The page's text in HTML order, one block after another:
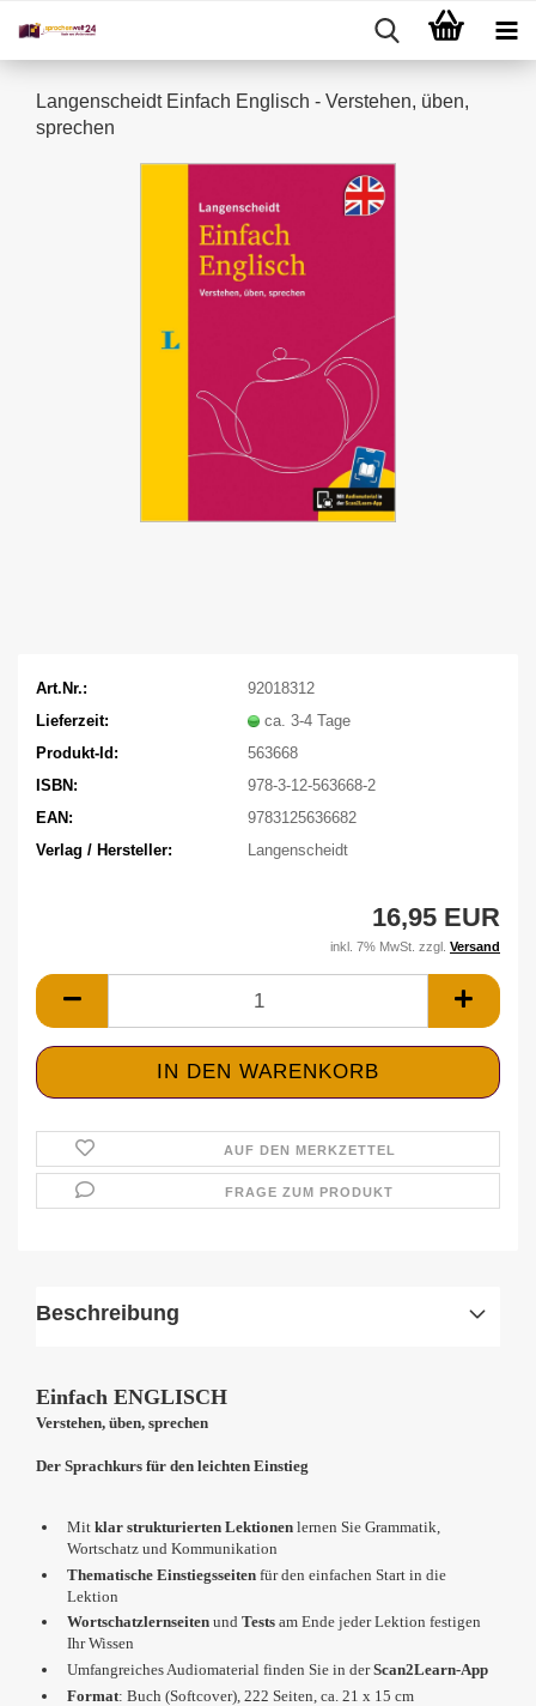
Langenscheidt Einfach Englisch - Verstehen, üben,
sprechen
Art.Nr.:
92018312
Lieferzeit:
ca. 3-4 Tage
Produkt-Id:
563668
ISBN:
978-3-12-563668-2
EAN:
9783125636682
Verlag / Hersteller:
Langenscheidt
16,95 EUR
inkl. 7% MwSt. zzgl. Versand
AUF DEN MERKZETTEL
FRAGE ZUM PRODUKT
Beschreibung
Einfach ENGLISCH
Verstehen, üben, sprechen
Der Sprachkurs für den leichten Einstieg
Mit klar strukturierten Lektionenlernen Sie Grammatik,
Wortschatz und Kommunikation
Thematische Einstiegsseitenfür den einfachen Start in die
Lektion
Wortschatzlernseitenund Testsam Ende jeder Lektion festigen
Ihr Wissen
Umfangreiches Audiomaterial finden Sie in derScan2Learn-App
Format: Buch (Softcover), 222 Seiten, ca. 21 x 15 cm